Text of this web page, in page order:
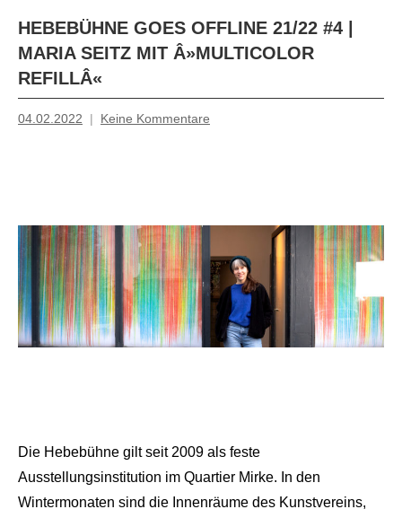
HEBEBÜHNE GOES OFFLINE 21/22 #4 |
MARIA SEITZ MIT Â»MULTICOLOR
REFILLÂ«
04.02.2022
Mosche
Keine Kommentare
Die Hebebühne gilt seit 2009 als feste
Ausstellungsinstitution im Quartier Mirke. In den
Wintermonaten sind die Innenräume des Kunstvereins,